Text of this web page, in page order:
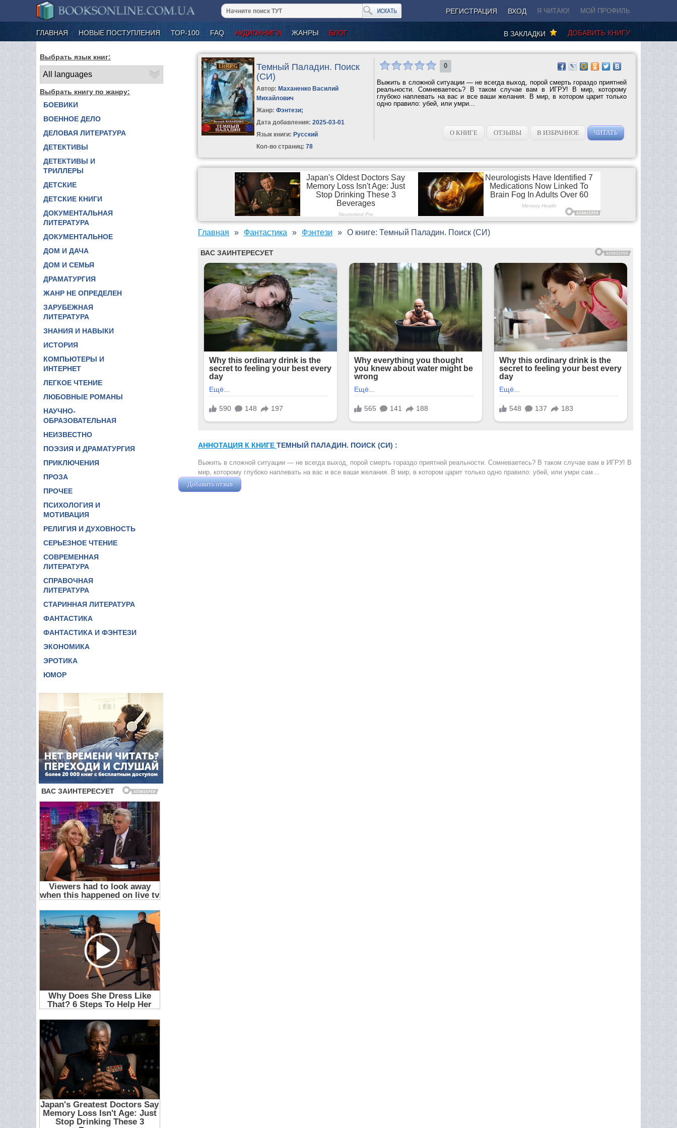
РЕГИСТРАЦИЯ ВХОД Я ЧИТАЮ! МОЙ ПРОФИЛЬ
ГЛАВНАЯ НОВЫЕ ПОСТУПЛЕНИЯ ТОР-100 FAQ АУДИОКНИГИ ЖАНРЫ БЛОГ ДОБАВИТЬ КНИГУ
В ЗАКЛАДКИ
Выбрать язык книг:
Выбрать книгу по жанру:
БОЕВИКИ
ВОЕННОЕ ДЕЛО
ДЕЛОВАЯ ЛИТЕРАТУРА
ДЕТЕКТИВЫ
ДЕТЕКТИВЫ И
ТРИЛЛЕРЫ
ДЕТСКИЕ
ДЕТСКИЕ КНИГИ
ДОКУМЕНТАЛЬНАЯ
ЛИТЕРАТУРА
ДОКУМЕНТАЛЬНОЕ
ДОМ И ДАЧА
ДОМ И СЕМЬЯ
ДРАМАТУРГИЯ
ЖАНР НЕ ОПРЕДЕЛЕН
ЗАРУБЕЖНАЯ
ЛИТЕРАТУРА
ЗНАНИЯ И НАВЫКИ
ИСТОРИЯ
КОМПЬЮТЕРЫ И
ИНТЕРНЕТ
ЛЕГКОЕ ЧТЕНИЕ
ЛЮБОВНЫЕ РОМАНЫ
НАУЧНО-
ОБРАЗОВАТЕЛЬНАЯ
НЕИЗВЕСТНО
ПОЭЗИЯ И ДРАМАТУРГИЯ
ПРИКЛЮЧЕНИЯ
ПРОЗА
ПРОЧЕЕ
ПСИХОЛОГИЯ И
МОТИВАЦИЯ
РЕЛИГИЯ И ДУХОВНОСТЬ
СЕРЬЕЗНОЕ ЧТЕНИЕ
СОВРЕМЕННАЯ
ЛИТЕРАТУРА
СПРАВОЧНАЯ
ЛИТЕРАТУРА
СТАРИННАЯ ЛИТЕРАТУРА
ФАНТАСТИКА
ФАНТАСТИКА И ФЭНТЕЗИ
ЭКОНОМИКА
ЭРОТИКА
ЮМОР
Темный Паладин. Поиск
(СИ)
Автор: Маханенко Василий
Михайлович
Жанр: Фэнтези;
Дата добавления: 2025-03-01
Язык книги: Русский
Кол-во страниц: 78
0
Выжить в сложной ситуации — не всегда выход, порой смерть гораздо приятней
реальности. Сомневаетесь? В таком случае вам в ИГРУ! В мир, которому
глубоко наплевать на вас и все ваши желания. В мир, в котором царит только
одно правило: убей, или умри...
О КНИГЕ ОТЗЫВЫ В ИЗБРАННОЕ ЧИТАТЬ
Главная Фантастика Фэнтези О книге: Темный Паладин. Поиск (СИ)
АННОТАЦИЯ К КНИГЕ ТЕМНЫЙ ПАЛАДИН. ПОИСК (СИ) :
Выжить в сложной ситуации — не всегда выход, порой смерть гораздо приятней реальности. Сомневаетесь? В таком случае вам в ИГРУ! В
мир, которому глубоко наплевать на вас и все ваши желания. В мир, в котором царит только одно правило: убей, или умри сам…
Добавить отзыв